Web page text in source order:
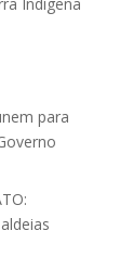
para